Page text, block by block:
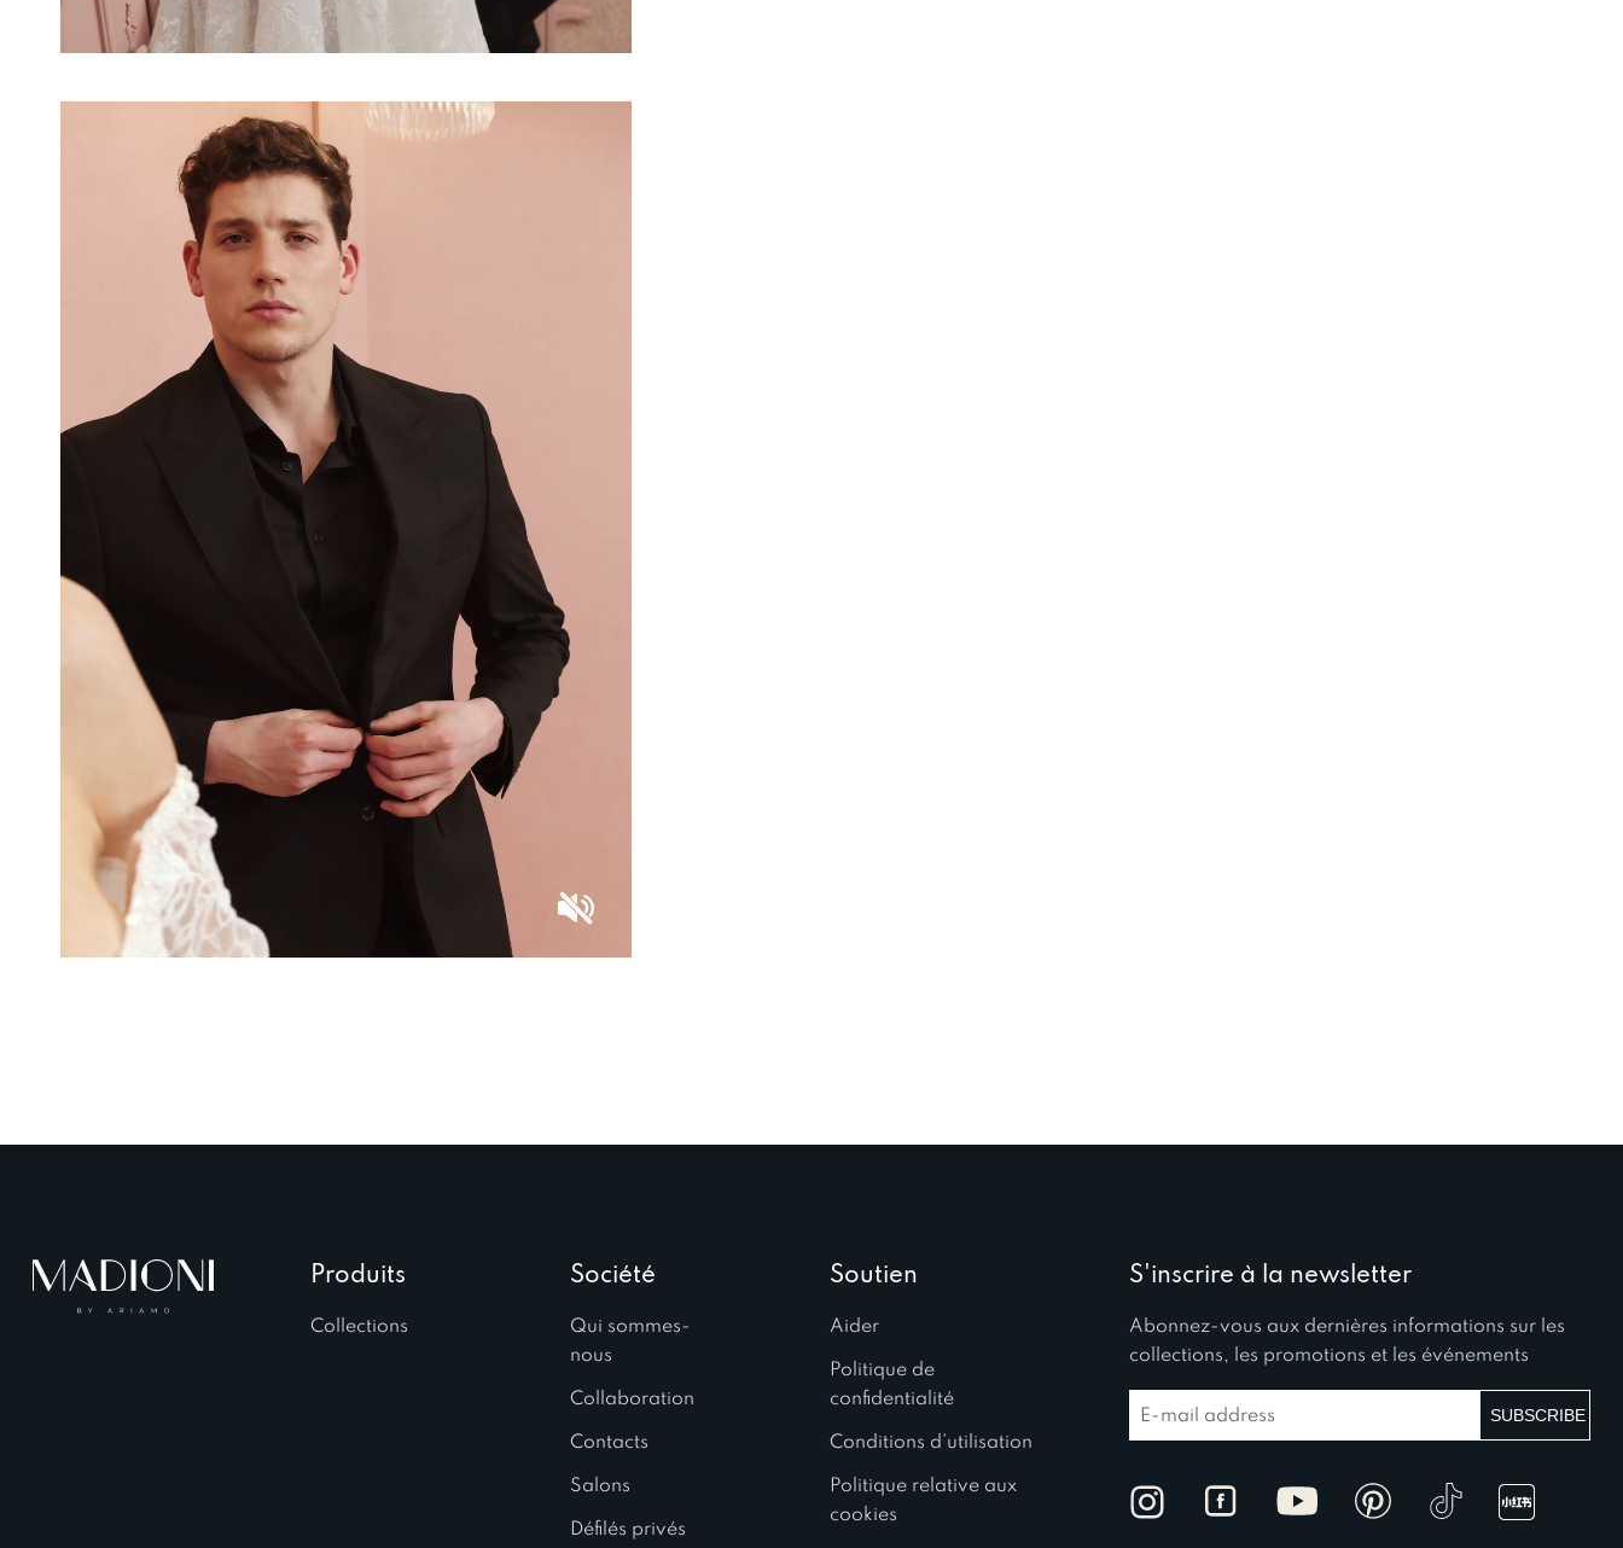
Produits
Collections
Société
Qui sommes-
nous
Collaboration
Contacts
Salons
Défilés privés
Soutien
Aider
Politique de
confidentialité
Conditions d’utilisation
Politique relative aux
cookies
S'inscrire à la newsletter
Abonnez-vous aux dernières informations sur les
collections, les promotions et les événements